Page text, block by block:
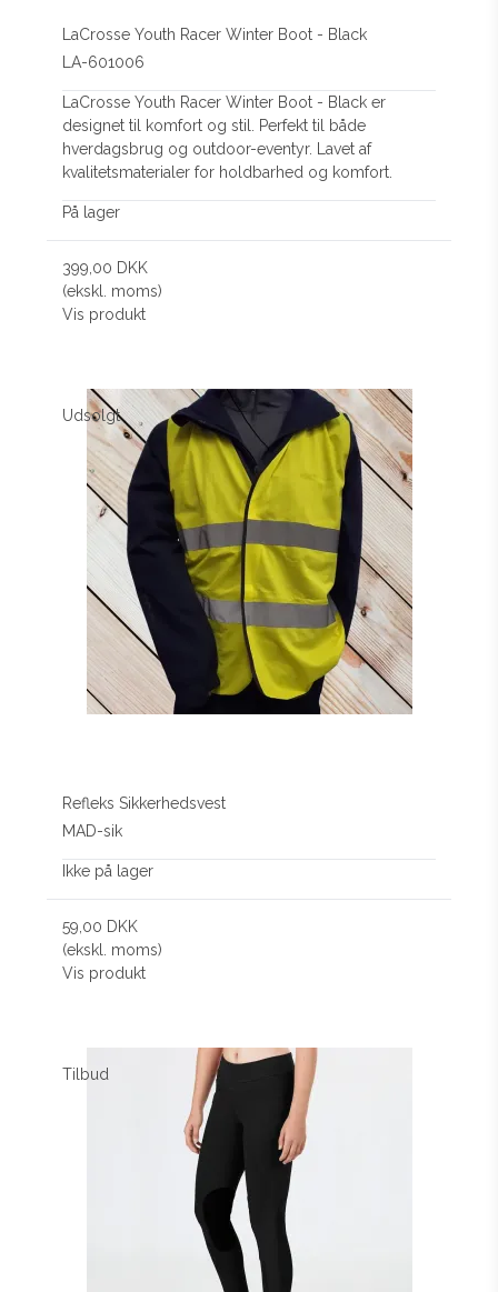
LaCrosse Youth Racer Winter Boot - Black
LA-601006
LaCrosse Youth Racer Winter Boot - Black er
designet til komfort og stil. Perfekt til både
hverdagsbrug og outdoor-eventyr. Lavet af
kvalitetsmaterialer for holdbarhed og komfort.
På lager
399,00 DKK
(ekskl. moms)
Vis produkt
Udsolgt
Refleks Sikkerhedsvest
MAD-sik
Ikke på lager
59,00 DKK
(ekskl. moms)
Vis produkt
Tilbud